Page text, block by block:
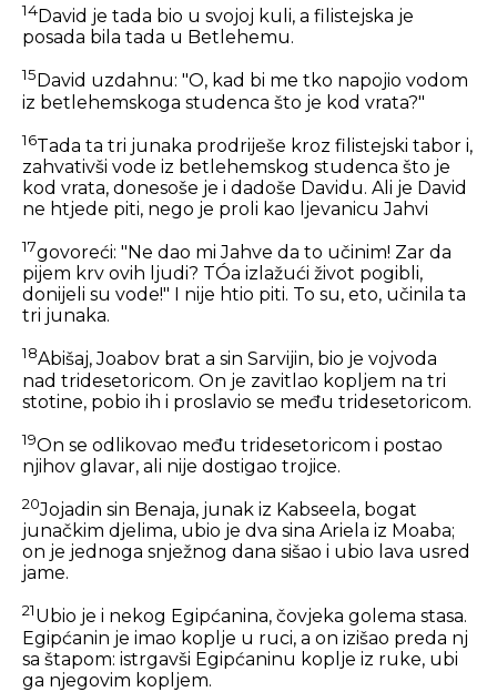
14David je tada bio u svojoj kuli, a filistejska je
posada bila tada u Betlehemu.
15 David uzdahnu: "O, kad bi me tko napojio vodom
iz betlehemskoga studenca što je kod vrata?"
16Tada ta tri junaka prodriješe kroz filistejski tabor i,
zahvativši vode iz betlehemskog studenca što je
kod vrata, donesoše je i dadoše Davidu. Ali je David
ne htjede piti, nego je proli kao ljevanicu Jahvi
17govoreći: "Ne dao mi Jahve da to učinim! Zar da
pijem krv ovih ljudi? TÓa izlažući život pogibli,
donijeli su vode!" I nije htio piti. To su, eto, učinila ta
tri junaka.
18Abišaj, Joabov brat a sin Sarvijin, bio je vojvoda
nad tridesetoricom. On je zavitlao kopljem na tri
stotine, pobio ih i proslavio se među tridesetoricom.
19On se odlikovao među tridesetoricom i postao
njihov glavar, ali nije dostigao trojice.
20Jojadin sin Benaja, junak iz Kabseela, bogat
junačkim djelima, ubio je dva sina Ariela iz Moaba;
on je jednoga snježnog dana sišao i ubio lava usred
jame.
21Ubio je i nekog Egipćanina, čovjeka golema stasa.
Egipćanin je imao koplje u ruci, a on izišao preda nj
sa štapom: istrgavši Egipćaninu koplje iz ruke, ubi
ga njegovim kopljem.